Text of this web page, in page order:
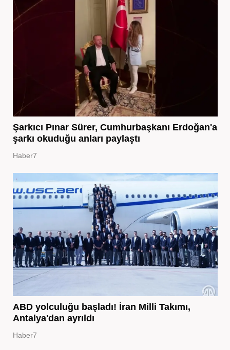
Şarkıcı Pınar Sürer, Cumhurbaşkanı Erdoğan'a
şarkı okuduğu anları paylaştı
Haber7
ABD yolculuğu başladı! İran Milli Takımı,
Antalya'dan ayrıldı
Haber7